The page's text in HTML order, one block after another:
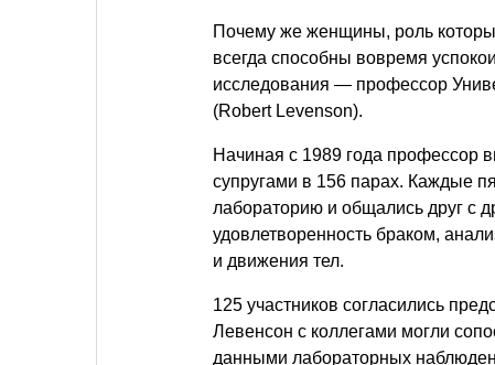
Почему же женщины, роль
всегда способны вовремя
исследования — профессор
(Robert Levenson).
Начиная с 1989 года профессор
супругами в 156 парах. Каждые
лабораторию и общались друг с
удовлетворенность браком,
и движения тел.
125 участников согласились
Левенсон с коллегами могли
данными лабораторных